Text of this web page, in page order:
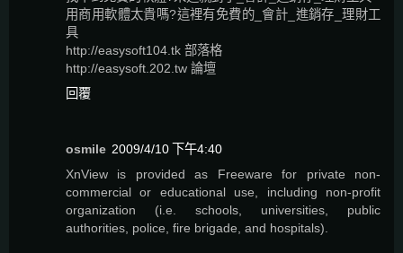
用商用軟體太貴嗎?這裡有免費的_會計_進銷存_理財工
具
http://easysoft104.tk 部落格
http://easysoft.202.tw 論壇
回覆
osmile 2009/4/10 下午4:40
XnView is provided as Freeware for private non-
commercial or educational use, including non-profit
organization (i.e. schools, universities, public
authorities, police, fire brigade, and hospitals).